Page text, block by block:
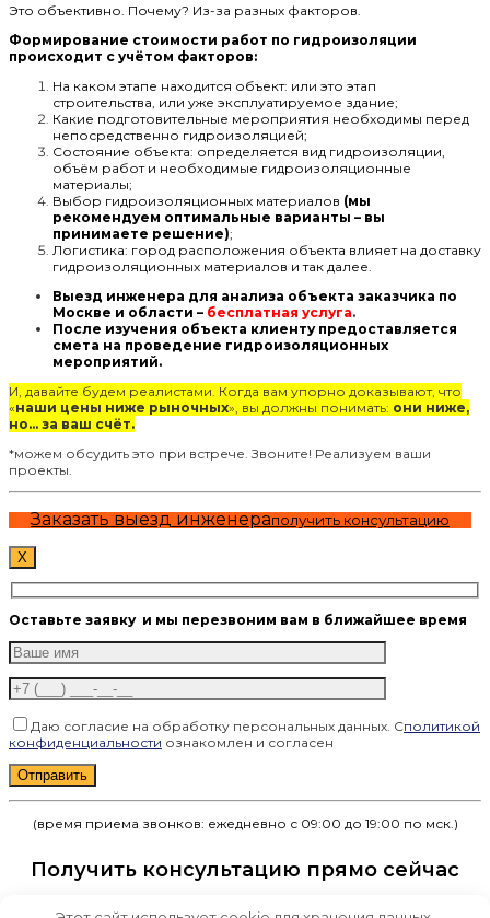
Это объективно. Почему? Из-за разных факторов.
Формирование стоимости работ по гидроизоляции
происходит с учётом факторов:
На каком этапе находится объект: или это этап
строительства, или уже эксплуатируемое здание;
Какие подготовительные мероприятия необходимы перед
непосредственно гидроизоляцией;
Состояние объекта: определяется вид гидроизоляции,
объём работ и необходимые гидроизоляционные
материалы;
Выбор гидроизоляционных материалов (мы
рекомендуем оптимальные варианты – вы
принимаете решение);
Логистика: город расположения объекта влияет на доставку
гидроизоляционных материалов и так далее.
Выезд инженера для анализа объекта заказчика по
Москве и области – бесплатная услуга.
После изучения объекта клиенту предоставляется
смета на проведение гидроизоляционных
мероприятий.
И, давайте будем реалистами. Когда вам упорно доказывают, что
«наши цены ниже рыночных», вы должны понимать: они ниже,
но… за ваш счёт.
*можем обсудить это при встрече. Звоните! Реализуем ваши
проекты.
Заказать выезд инженераполучить консультацию
X
Оставьте заявку и мы перезвоним вам в ближайшее время
Даю согласие на обработку персональных данных. Сполитикой
конфиденциальности ознакомлен и согласен
Оставьте это поле пустым.
(время приема звонков: ежедневно с 09:00 до 19:00 по мск.)
Получить консультацию прямо сейчас